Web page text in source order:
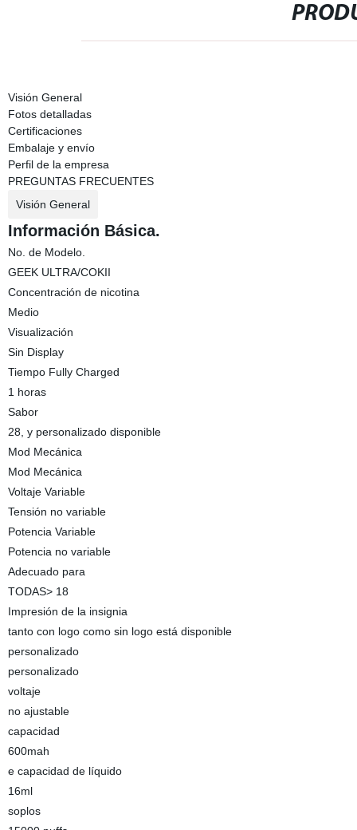
Visión General
Fotos detalladas
Certificaciones
Embalaje y envío
Perfil de la empresa
PREGUNTAS FRECUENTES
Visión General
Información Básica.
No. de Modelo.
GEEK ULTRA/COKII
Concentración de nicotina
Medio
Visualización
Sin Display
Tiempo Fully Charged
1 horas
Sabor
28, y personalizado disponible
Mod Mecánica
Mod Mecánica
Voltaje Variable
Tensión no variable
Potencia Variable
Potencia no variable
Adecuado para
TODAS> 18
Impresión de la insignia
tanto con logo como sin logo está disponible
personalizado
personalizado
voltaje
no ajustable
capacidad
600mah
e capacidad de líquido
16ml
soplos